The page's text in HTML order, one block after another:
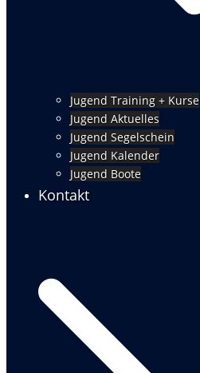
Jugend Training + Kurse
Jugend Aktuelles
Jugend Segelschein
Jugend Kalender
Jugend Boote
Kontakt